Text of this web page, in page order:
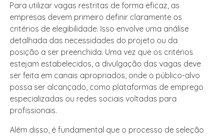
Para utilizar vagas restritas de forma eficaz, as
empresas devem primeiro definir claramente os
critérios de elegibilidade. Isso envolve uma análise
detalhada das necessidades do projeto ou da
posição a ser preenchida. Uma vez que os critérios
estejam estabelecidos, a divulgação das vagas deve
ser feita em canais apropriados, onde o público-alvo
possa ser alcançado, como plataformas de emprego
especializadas ou redes sociais voltadas para
profissionais.
Além disso, é fundamental que o processo de seleção